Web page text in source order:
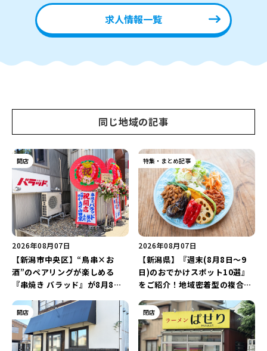
求人情報一覧
同じ地域の記事
開店
2026年08月07日
【新潟市中央区】“鳥串×お
酒”のペアリングが楽しめる
『串焼き バラッド』が8月8日
インアップ♪
特集・まとめ記事
2026年08月07日
【新潟県】『週末(8月8日～9
日)のおでかけスポット10選』
をご紹介！地域密着型の複合施
ナ丸大新潟のサマーフェスタ
2026」がおすすめ♪
開店 閉店